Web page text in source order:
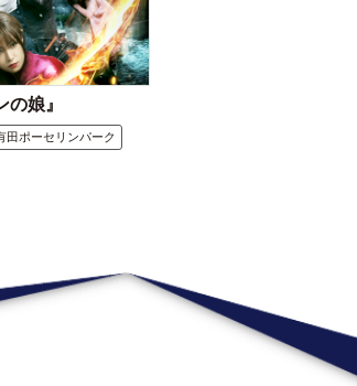
娘』
田ポーセリンパーク